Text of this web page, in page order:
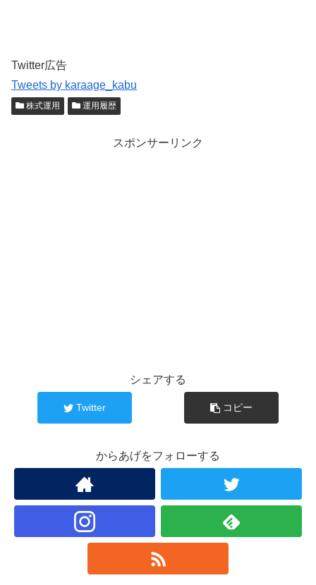
Twitter広告
Tweets by karaage_kabu
株式運用 運用履歴
スポンサーリンク
シェアする
Twitter コピー
からあげをフォローする